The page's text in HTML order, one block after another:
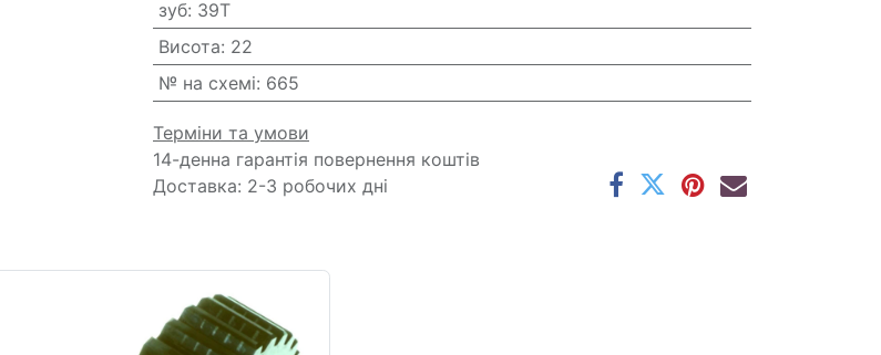
зуб: 39T
Висота: 22
№ на схемі: 665
Терміни та умови
14-денна гарантія повернення коштів
Доставка: 2-3 робочих дні